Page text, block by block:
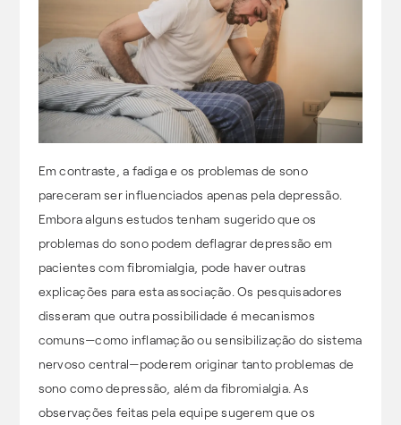
Em contraste, a fadiga e os problemas de sono
pareceram ser influenciados apenas pela depressão.
Embora alguns estudos tenham sugerido que os
problemas do sono podem deflagrar depressão em
pacientes com fibromialgia, pode haver outras
explicações para esta associação. Os pesquisadores
disseram que outra possibilidade é mecanismos
comuns—como inflamação ou sensibilização do sistema
nervoso central—poderem originar tanto problemas de
sono como depressão, além da fibromialgia. As
observações feitas pela equipe sugerem que os